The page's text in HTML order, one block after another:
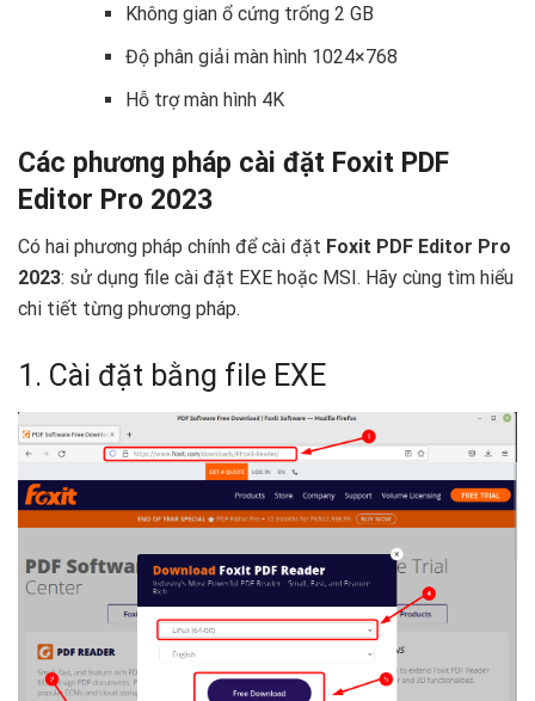
Không gian ổ cứng trống 2 GB
Độ phân giải màn hình 1024×768
Hỗ trợ màn hình 4K
Các phương pháp cài đặt Foxit PDF
Editor Pro 2023
Có hai phương pháp chính để cài đặt Foxit PDF Editor Pro
2023: sử dụng file cài đặt EXE hoặc MSI. Hãy cùng tìm hiểu
chi tiết từng phương pháp.
1. Cài đặt bằng file EXE